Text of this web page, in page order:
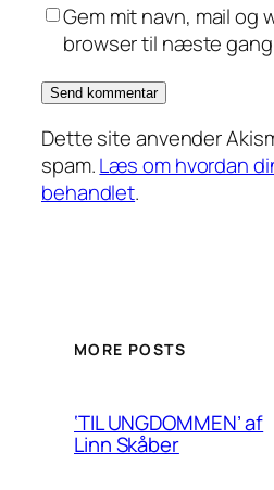
Gem mit navn, mail og
browser til næste
Dette site anvender
spam.Læs om hvordan
behandlet.
MORE POSTS
‘TIL UNGDOMMEN’ af
Linn Skåber